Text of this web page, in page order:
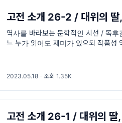
고전 소개 26-2 / 대위의 딸
역사를 바라보는 문학적인 시선 / 독후
느 누가 읽어도 재미가 있으되 작품성
2023.05.18 · 조회 1.35K
고전 소개 26-1 / 대위의 딸